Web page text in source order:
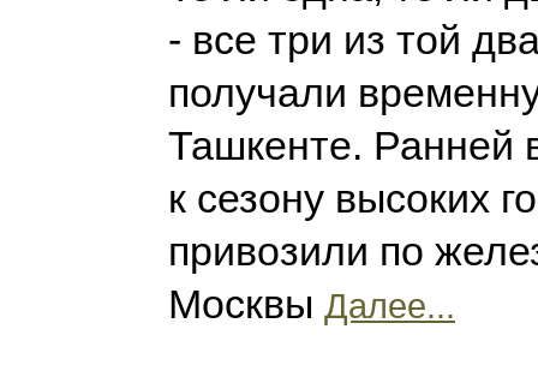
- все три из той
получали
Ташкенте. Ранней
к сезону высоких
привозили по
Москвы Далее...